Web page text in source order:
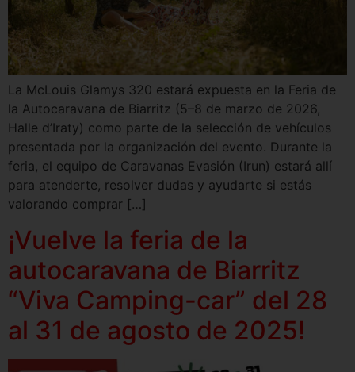
La McLouis Glamys 320 estará expuesta en la Feria de
la Autocaravana de Biarritz (5–8 de marzo de 2026,
Halle d’Iraty) como parte de la selección de vehículos
presentada por la organización del evento. Durante la
feria, el equipo de Caravanas Evasión (Irun) estará allí
para atenderte, resolver dudas y ayudarte si estás
valorando comprar […]
¡Vuelve la feria de la
autocaravana de Biarritz
“Viva Camping-car” del 28
al 31 de agosto de 2025!